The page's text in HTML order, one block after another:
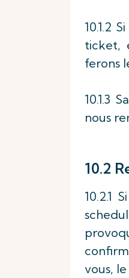
10.1.2
ticket,
ferons
10.1.3
nous
10.2
10.2.1
vous,